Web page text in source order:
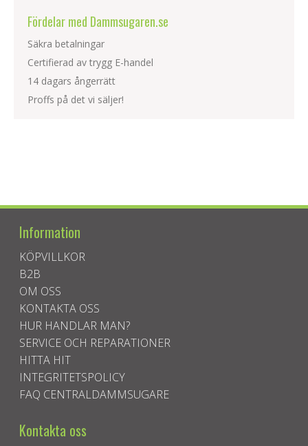
Fördelar med Dammsugaren.se
Säkra betalningar
Certifierad av trygg E-handel
14 dagars ångerrätt
Proffs på det vi säljer!
Information
KÖPVILLKOR
B2B
OM OSS
KONTAKTA OSS
HUR HANDLAR MAN?
SERVICE OCH REPARATIONER
HITTA HIT
INTEGRITETSPOLICY
FAQ CENTRALDAMMSUGARE
Kontakta oss